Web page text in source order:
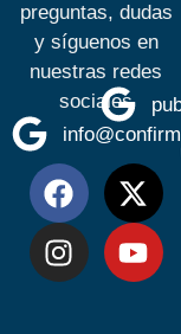
preguntas, dudas
y síguenos en
nuestras redes
sociales